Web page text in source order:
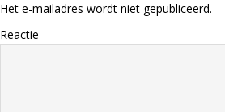
Het e-mailadres wordt niet gepubliceerd.
Reactie